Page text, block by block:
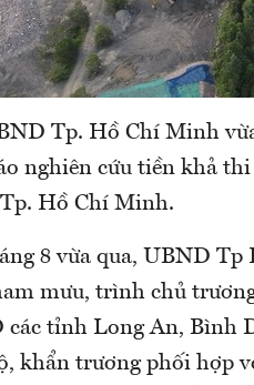
Tp. Hồ Chí Minh
nghiên cứu tiền khả
Hồ Chí Minh.
8 vừa qua, UBND
mưu, trình chủ
tỉnh Long An, Bình
khẩn trương phối hợp